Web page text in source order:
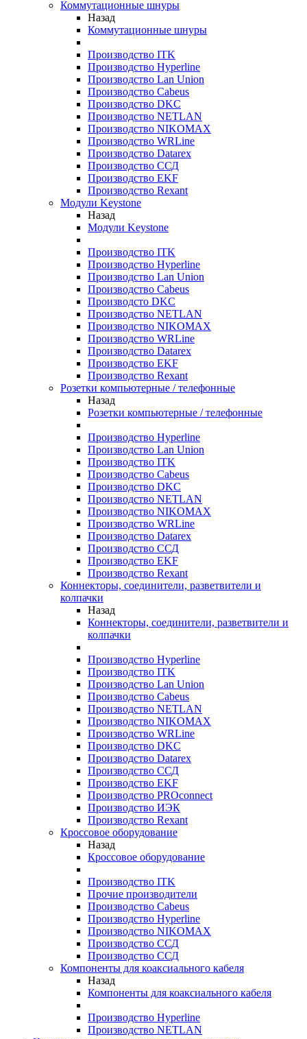
Коммутационные шнуры
Назад
Коммутационные шнуры
Производство ITK
Производство Hyperline
Производство Lan Union
Производство Cabeus
Производство DKC
Производство NETLAN
Производство NIKOMAX
Производство WRLine
Производство Datarex
Производство ССД
Производство EKF
Производство Rexant
Модули Keystone
Назад
Модули Keystone
Производство ITK
Производство Hyperline
Производство Lan Union
Производство Cabeus
Производсто DKC
Производство NETLAN
Производство NIKOMAX
Производство WRLine
Производство Datarex
Производство EKF
Производство Rexant
Розетки компьютерные / телефонные
Назад
Розетки компьютерные / телефонные
Производство Hyperline
Производство Lan Union
Производство ITK
Производство Cabeus
Производство DKC
Производство NETLAN
Производство NIKOMAX
Производство WRLine
Производство Datarex
Производство ССД
Производство EKF
Производство Rexant
Коннекторы, соединители, разветвители и
колпачки
Назад
Коннекторы, соединители, разветвители и
колпачки
Производство Hyperline
Производство ITK
Производство Lan Union
Производство Cabeus
Производство NETLAN
Производство NIKOMAX
Производство WRLine
Производство DKC
Производство Datarex
Производство ССД
Производство EKF
Производство PROconnect
Производство ИЭК
Производство Rexant
Кроссовое оборудование
Назад
Кроссовое оборудование
Производство ITK
Прочие производители
Производство Cabeus
Производство Hyperline
Производство NIKOMAX
Производство ССД
Производство ССД
Компоненты для коаксиального кабеля
Назад
Компоненты для коаксиального кабеля
Производство Hyperline
Производство NETLAN